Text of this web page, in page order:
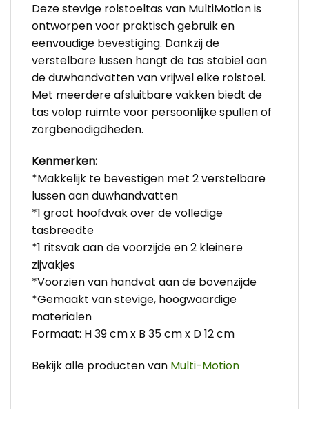
Deze stevige rolstoeltas van MultiMotion is
ontworpen voor praktisch gebruik en
eenvoudige bevestiging. Dankzij de
verstelbare lussen hangt de tas stabiel aan
de duwhandvatten van vrijwel elke rolstoel.
Met meerdere afsluitbare vakken biedt de
tas volop ruimte voor persoonlijke spullen of
zorgbenodigdheden.
Kenmerken:
*Makkelijk te bevestigen met 2 verstelbare
lussen aan duwhandvatten
*1 groot hoofdvak over de volledige
tasbreedte
*1 ritsvak aan de voorzijde en 2 kleinere
zijvakjes
*Voorzien van handvat aan de bovenzijde
*Gemaakt van stevige, hoogwaardige
materialen
Formaat: H 39 cm x B 35 cm x D 12 cm
Bekijk alle producten van Multi-Motion